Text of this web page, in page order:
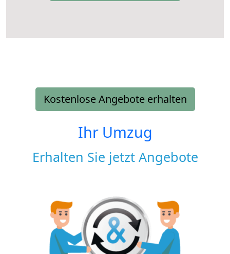
Kostenlose Angebote erhalten
Ihr Umzug
Erhalten Sie jetzt Angebote